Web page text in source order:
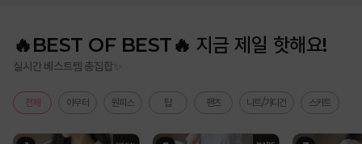
🔥BEST OF BEST🔥 지금 제일 핫해요!
실시간 베스트템 총집합✨
전체 아우터 원피스 탑 팬츠 니트/가디건 스커트